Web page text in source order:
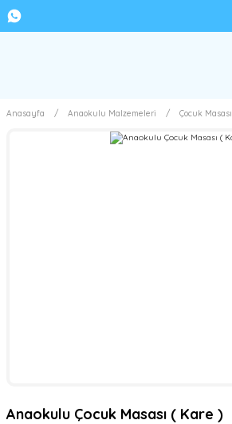
Anasayfa Anaokulu Malzemeleri Çocuk Masası
Anaokulu Çocuk Masası ( Kare )